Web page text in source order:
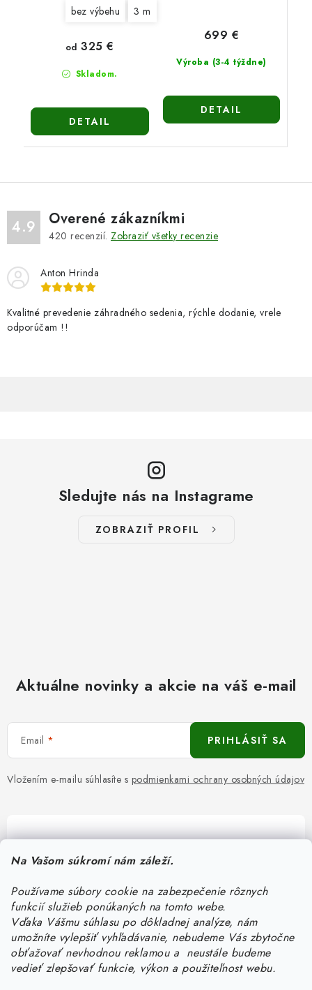
Na Vašom súkromí nám záleží.
Používame súbory cookie na zabezpečenie rôznych
funkcií služieb ponúkaných na tomto webe.
Vďaka Vášmu súhlasu po dôkladnej analýze, nám
umožníte vylepšiť vyhľadávanie, nebudeme Vás zbytočne
obťažovať nevhodnou reklamou a neustále budeme
vedieť zlepšovať funkcie, výkon a použiteľnost webu.
bez výbehu 3 m
Skladom.
od 325 €
DETAIL
Výroba (3-4 týždne)
699 €
DETAIL
4.9 Overené zákazníkmi
420 recenzií. Zobraziť všetky recenzie
Anton Hrinda
Kvalitné prevedenie záhradného sedenia, rýchle dodanie, vrele
odporúčam !!
Sledujte nás na Instagrame
ZOBRAZIŤ PROFIL
Aktuálne novinky a akcie na váš e-mail
Email
Vložením e-mailu súhlasíte s podmienkami ochrany osobných údajov
PRIHLÁSIŤ SA
Pomôžeme vám s výberom
Potrebujete s niečím poradiť? Sme tu pre vás!
objednavky@kurin.sk
0950456469